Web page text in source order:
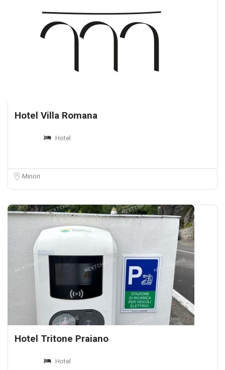
Hotel Villa Romana
Hotel
Minori
Hotel Tritone Praiano
Hotel